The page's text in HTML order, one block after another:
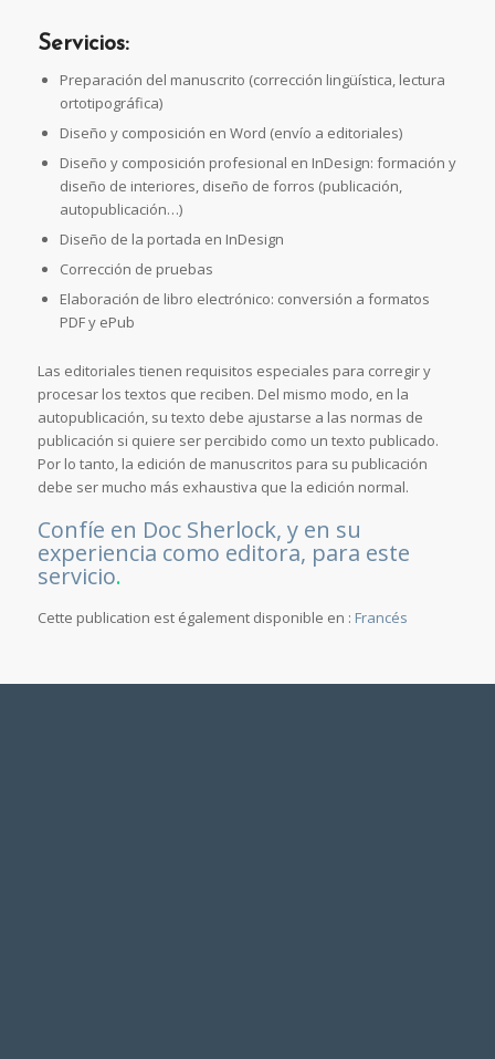
Servicios:
Preparación del manuscrito (corrección lingüística, lectura
ortotipográfica)
Diseño y composición en Word (envío a editoriales)
Diseño y composición profesional en InDesign: formación y
diseño de interiores, diseño de forros (publicación,
autopublicación…)
Diseño de la portada en InDesign
Corrección de pruebas
Elaboración de libro electrónico: conversión a formatos
PDF y ePub
Las editoriales tienen requisitos especiales para corregir y
procesar los textos que reciben. Del mismo modo, en la
autopublicación, su texto debe ajustarse a las normas de
publicación si quiere ser percibido como un texto publicado.
Por lo tanto, la edición de manuscritos para su publicación
debe ser mucho más exhaustiva que la edición normal.
Confíe en Doc Sherlock, y en su
experiencia como editora, para este
servicio.
Cette publication est également disponible en : Francés